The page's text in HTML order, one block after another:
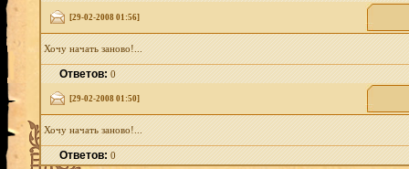
[29-02-2008 01:56]
Хочу начать заново!...
Ответов:0
[29-02-2008 01:50]
Хочу начать заново!...
Ответов:0